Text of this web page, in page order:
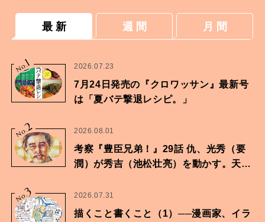
最 新 週 間 月 間
No.
1 2026.07.23
7月24日発売の『クロワッサン』最新号
は「夏バテ撃退レシピ。」
No.2 2026.08.01
考察『豊臣兄弟！』29話 仇、光秀（要
潤）が秀吉（池松壮亮）を動かす。天下
No.3 2026.07.31
描くこと書くこと（1）──漫画家、イラ